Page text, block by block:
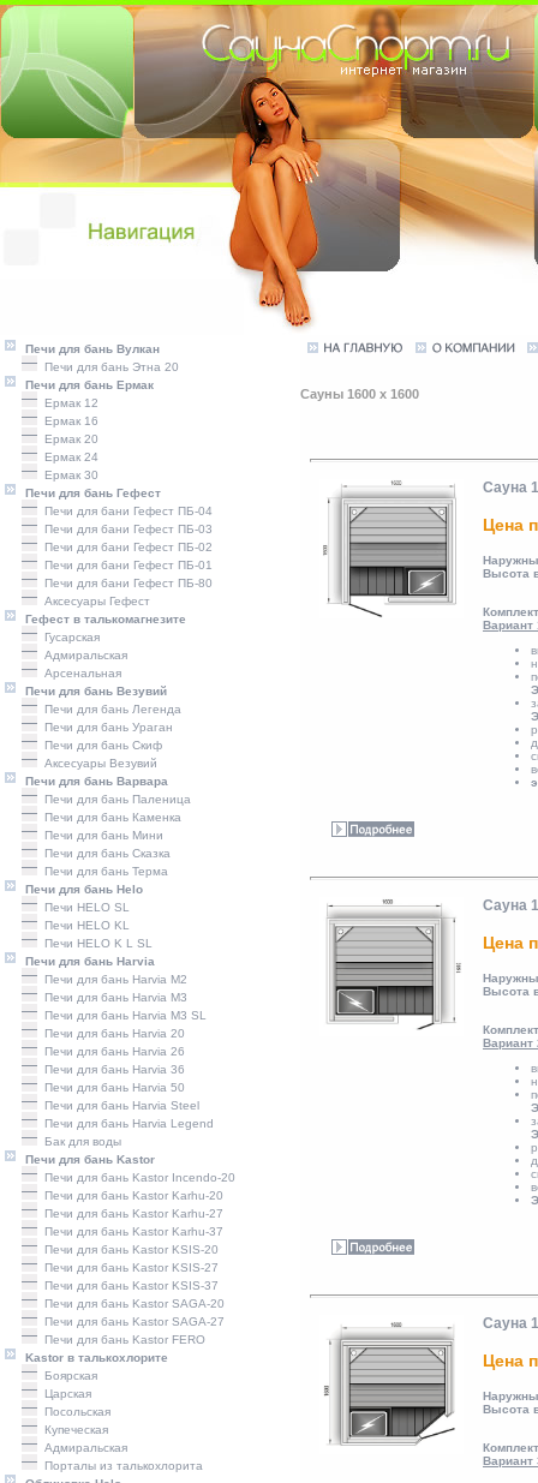
Печи для бань Вулкан
Печи для бань Этна 20
Печи для бань Ермак
Ермак 12
Ермак 16
Ермак 20
Ермак 24
Ермак 30
Печи для бань Гефест
Печи для бани Гефест ПБ-04
Печи для бани Гефест ПБ-03
Печи для бани Гефест ПБ-02
Печи для бани Гефест ПБ-01
Печи для бани Гефест ПБ-80
Аксесуары Гефест
Гефест в талькомагнезите
Гусарская
Адмиральская
Арсенальная
Печи для бань Везувий
Печи для бань Легенда
Печи для бань Ураган
Печи для бань Скиф
Аксесуары Везувий
Печи для бань Варвара
Печи для бань Паленица
Печи для бань Каменка
Печи для бань Мини
Печи для бань Сказка
Печи для бань Терма
Печи для бань Helo
Печи HELO SL
Печи HELO KL
Печи HELO K L SL
Печи для бань Harvia
Печи для бань Harvia M2
Печи для бань Harvia M3
Печи для бань Harvia M3 SL
Печи для бань Harvia 20
Печи для бань Harvia 26
Печи для бань Harvia 36
Печи для бань Harvia 50
Печи для бань Harvia Steel
Печи для бань Harvia Legend
Бак для воды
Печи для бань Kastor
Печи для бань Kastor Incendo-20
Печи для бань Kastor Karhu-20
Печи для бань Kastor Karhu-27
Печи для бань Kastor Karhu-37
Печи для бань Kastor KSIS-20
Печи для бань Kastor KSIS-27
Печи для бань Kastor KSIS-37
Печи для бань Kastor SAGA-20
Печи для бань Kastor SAGA-27
Печи для бань Kastor FERO
Kastor в талькохлорите
Боярская
Царская
Посольская
Купеческая
Адмиральская
Порталы из талькохлорита
Сауны 1600 x 1600
Сауна
Цена
Высота
Вариант
Сауна
Цена
Высота
Вариант
Сауна
Цена
Высота
Вариант